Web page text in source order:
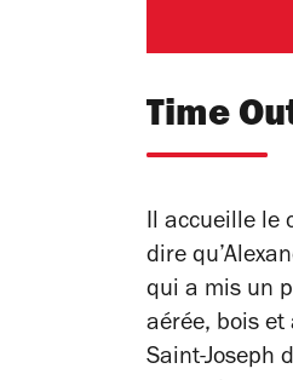
Time
Il accueille le
dire
qui a mis un
aérée, bois et
Saint-Joseph